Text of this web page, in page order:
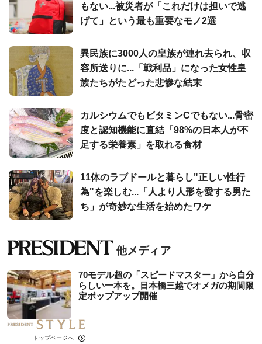
もない...被災者が「これだけは担いで逃
げて」という最も重要なモノ2選
異民族に3000人の皇族が連れ去られ、収
容所送りに...「戦利品」になった女性皇
族たちがたどった悲惨な結末
カルシウムでもビタミンCでもない...骨密
度と認知機能に直結「98%の日本人が不
足する栄養素」を取れる食材
11体のラブドールと暮らし"正しい性行
為"を楽しむ...「人より人形を愛する男た
ち」が奇妙な生活を始めたワケ
70モデル超の「スピードマスター」から自分
らしい一本を。日本橋三越でオメガの期間限
定ポップアップ開催
トップページへ